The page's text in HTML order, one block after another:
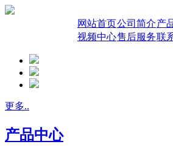
网站首页公司简介产
视频中心售后服务联
更多..
产品中心